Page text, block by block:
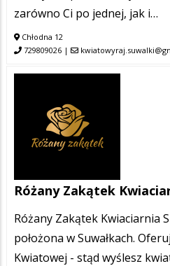
zarówno Ci po jednej, jak i…
Chłodna 12
729809026 |
Różany Zakątek
Różany Zakątek Kwiaciarnia
położona w Suwałkach.
Kwiatowej - stąd wyślesz